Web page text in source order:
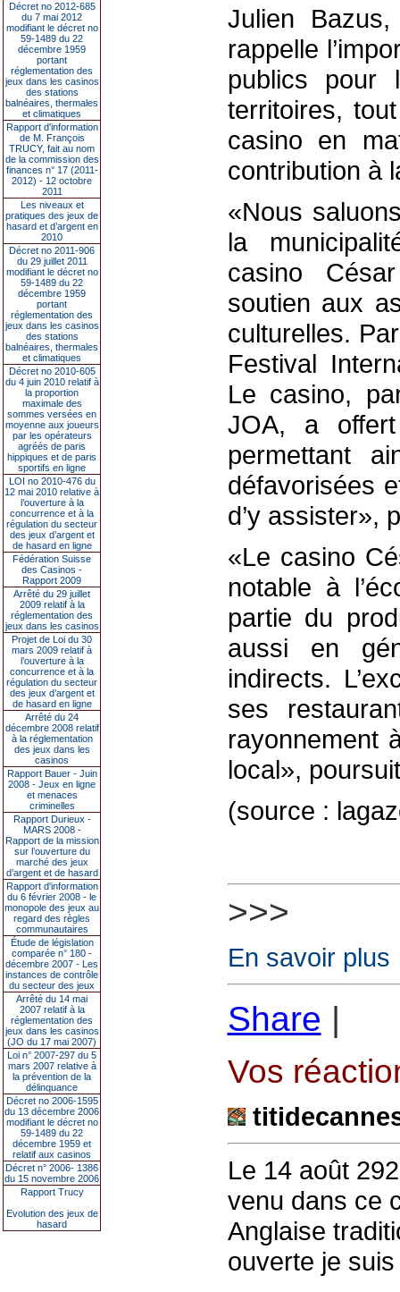
Décret no 2012-685
du 7 mai 2012
modifiant le décret no
59-1489 du 22
décembre 1959
portant
réglementation des
jeux dans les casinos
des stations
balnéaires, thermales
et climatiques
Rapport d'information
de M. François
TRUCY, fait au nom
de la commission des
finances n° 17 (2011-
2012) - 12 octobre
2011
Les niveaux et
pratiques des jeux de
hasard et d’argent en
2010
Décret no 2011-906
du 29 juillet 2011
modifiant le décret no
59-1489 du 22
décembre 1959
portant
réglementation des
jeux dans les casinos
des stations
balnéaires, thermales
et climatiques
Décret no 2010-605
du 4 juin 2010 relatif à
la proportion
maximale des
sommes versées en
moyenne aux joueurs
par les opérateurs
agréés de paris
hippiques et de paris
sportifs en ligne
LOI no 2010-476 du
12 mai 2010 relative à
l’ouverture à la
concurrence et à la
régulation du secteur
des jeux d’argent et
de hasard en ligne
Fédération Suisse
des Casinos -
Rapport 2009
Arrêté du 29 juillet
2009 relatif à la
réglementation des
jeux dans les casinos
Projet de Loi du 30
mars 2009 relatif à
l’ouverture à la
concurrence et à la
régulation du secteur
des jeux d’argent et
de hasard en ligne
Arrêté du 24
décembre 2008 relatif
à la réglementation
des jeux dans les
casinos
Rapport Bauer - Juin
2008 - Jeux en ligne
et menaces
criminelles
Rapport Durieux -
MARS 2008 -
Rapport de la mission
sur l’ouverture du
marché des jeux
d’argent et de hasard
Rapport d'information
du 6 février 2008 - le
monopole des jeux au
regard des règles
communautaires
Étude de législation
comparée n° 180 -
décembre 2007 - Les
instances de contrôle
du secteur des jeux
Arrêté du 14 mai
2007 relatif à la
réglementation des
jeux dans les casinos
(JO du 17 mai 2007)
Loi n° 2007-297 du 5
mars 2007 relative à
la prévention de la
délinquance
Décret no 2006-1595
du 13 décembre 2006
modifiant le décret no
59-1489 du 22
décembre 1959 et
relatif aux casinos
Décret n° 2006- 1386
du 15 novembre 2006
Rapport Trucy
Evolution des jeux de
hasard
Julien
rappelle
publics pour
territoires,
casino en
contribution à
«Nous
la
casino
soutien aux
culturelles.
Festival
Le casino,
JOA, a
permettant
défavorisées
d’y assister»,
«Le casino
notable à
partie du
aussi en
indirects.
ses
rayonnement
local»,
(source :
>>>
En savoir plus
Share |
Vos
Le 14 août
venu dans ce
Anglaise
ouverte je